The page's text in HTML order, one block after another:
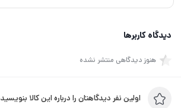
دیدگاه کاربرها
هنوز دیدگاهی منتشر نشده
اولین نفر دیدگاهتان را درباره این کالا بنویسید